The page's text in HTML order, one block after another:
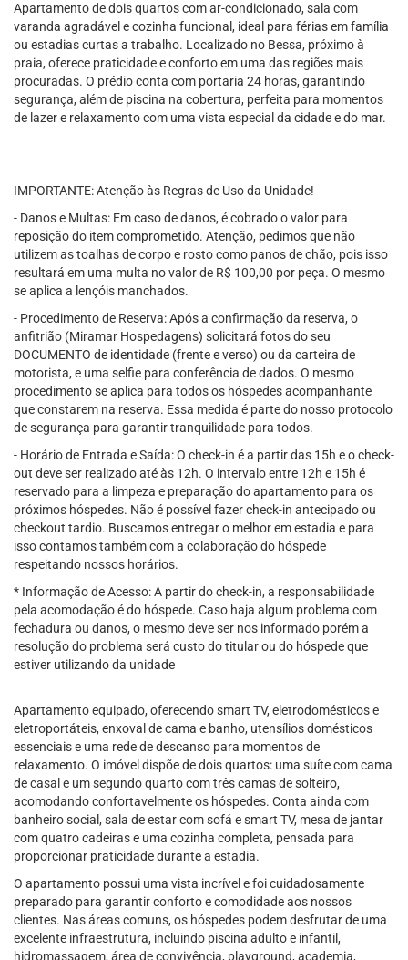
Apartamento de dois quartos com ar-condicionado, sala com
varanda agradável e cozinha funcional, ideal para férias em família
ou estadias curtas a trabalho. Localizado no Bessa, próximo à
praia, oferece praticidade e conforto em uma das regiões mais
procuradas. O prédio conta com portaria 24 horas, garantindo
segurança, além de piscina na cobertura, perfeita para momentos
de lazer e relaxamento com uma vista especial da cidade e do mar.
IMPORTANTE: Atenção às Regras de Uso da Unidade!
- Danos e Multas: Em caso de danos, é cobrado o valor para
reposição do item comprometido. Atenção, pedimos que não
utilizem as toalhas de corpo e rosto como panos de chão, pois isso
resultará em uma multa no valor de R$ 100,00 por peça. O mesmo
se aplica a lençóis manchados.
- Procedimento de Reserva: Após a confirmação da reserva, o
anfitrião (Miramar Hospedagens) solicitará fotos do seu
DOCUMENTO de identidade (frente e verso) ou da carteira de
motorista, e uma selfie para conferência de dados. O mesmo
procedimento se aplica para todos os hóspedes acompanhante
que constarem na reserva. Essa medida é parte do nosso protocolo
de segurança para garantir tranquilidade para todos.
- Horário de Entrada e Saída: O check-in é a partir das 15h e o check-
out deve ser realizado até às 12h. O intervalo entre 12h e 15h é
reservado para a limpeza e preparação do apartamento para os
próximos hóspedes. Não é possível fazer check-in antecipado ou
checkout tardio. Buscamos entregar o melhor em estadia e para
isso contamos também com a colaboração do hóspede
respeitando nossos horários.
* Informação de Acesso: A partir do check-in, a responsabilidade
pela acomodação é do hóspede. Caso haja algum problema com
fechadura ou danos, o mesmo deve ser nos informado porém a
resolução do problema será custo do titular ou do hóspede que
estiver utilizando da unidade
Apartamento equipado, oferecendo smart TV, eletrodomésticos e
eletroportáteis, enxoval de cama e banho, utensílios domésticos
essenciais e uma rede de descanso para momentos de
relaxamento. O imóvel dispõe de dois quartos: uma suíte com cama
de casal e um segundo quarto com três camas de solteiro,
acomodando confortavelmente os hóspedes. Conta ainda com
banheiro social, sala de estar com sofá e smart TV, mesa de jantar
com quatro cadeiras e uma cozinha completa, pensada para
proporcionar praticidade durante a estadia.
O apartamento possui uma vista incrível e foi cuidadosamente
preparado para garantir conforto e comodidade aos nossos
clientes. Nas áreas comuns, os hóspedes podem desfrutar de uma
excelente infraestrutura, incluindo piscina adulto e infantil,
hidromassagem, área de convivência, playground, academia,